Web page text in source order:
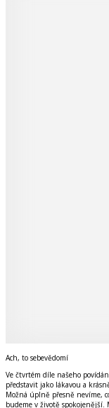
Ach, to sebevědomí
Ve čtvrtém díle našeho
představit jako lákavou a
Možná úplně přesně nevíme,
budeme v životě spokojenější.